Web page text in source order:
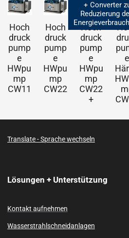
Hoch
druck
pump
e
HWpu
mp
CW11
Hoch
druck
pump
e
HWpu
mp
CW22
Hoch
druck
pump
e
HWpu
mp
CW22
+
+ Converter
Reduzierung
e
Translate - Sprache wechseln
Lösungen + Unterstützung
Kontakt aufnehmen
Wasserstrahlschneidanlagen